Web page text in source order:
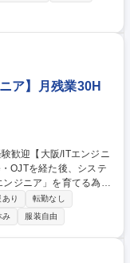
たします。 ■オフ
理業務 ■設備管理業務
ロモーション・イベント
ーセンター運営業務 ■
入社時に決定します。
【OPE
タウン/三井不動産G
ア】月残業30H
ジニア」を育てる為、
を伸ばすプログラムを
ンバーと協力しながら
ができる風土であり、
ても意欲重視で上流案
り
転勤なし
み 服装自由